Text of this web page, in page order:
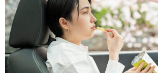
掃除
マナー
趣味
食材辞典